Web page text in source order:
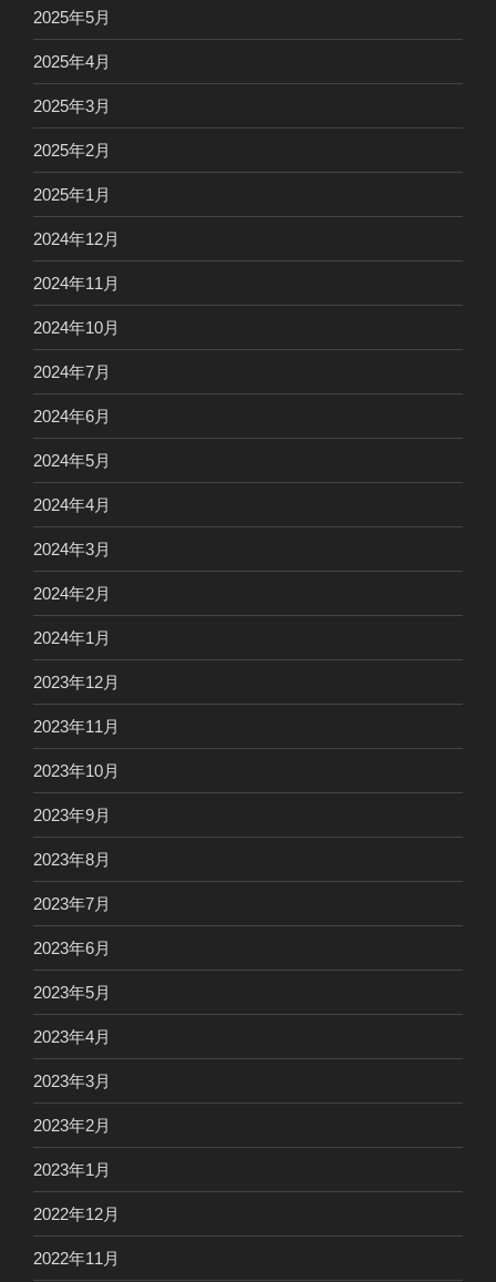
2025年5月
2025年4月
2025年3月
2025年2月
2025年1月
2024年12月
2024年11月
2024年10月
2024年7月
2024年6月
2024年5月
2024年4月
2024年3月
2024年2月
2024年1月
2023年12月
2023年11月
2023年10月
2023年9月
2023年8月
2023年7月
2023年6月
2023年5月
2023年4月
2023年3月
2023年2月
2023年1月
2022年12月
2022年11月